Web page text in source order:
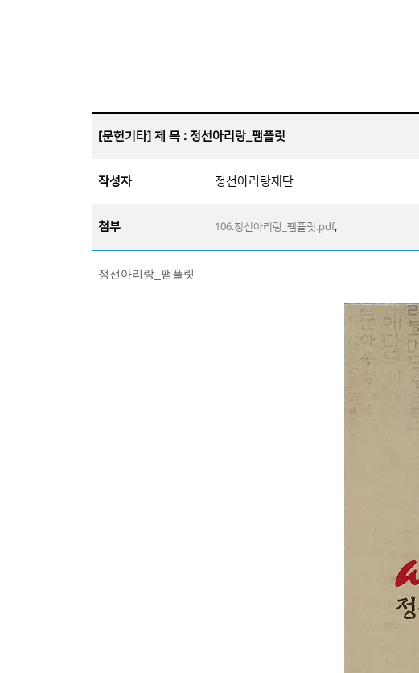
[문헌기타] 제 목 : 정선아리랑_팸플릿
작성자 정선아리랑재단
첨부 106.정선아리랑_팸플릿.pdf,
정선아리랑_팸플릿